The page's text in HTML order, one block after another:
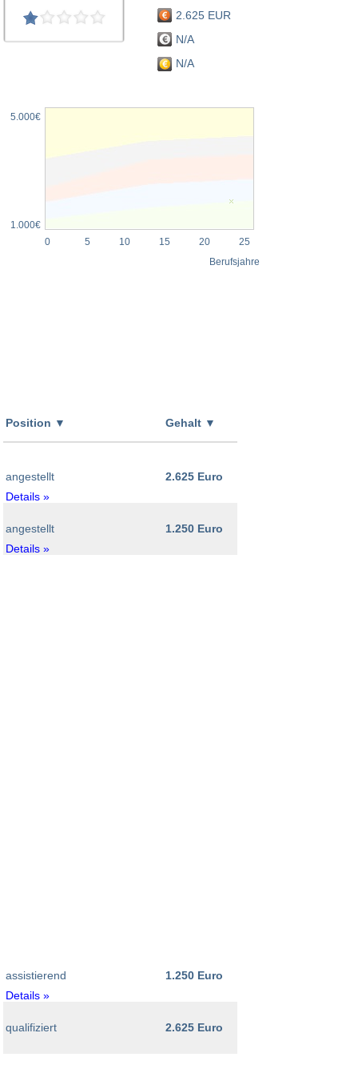
2.625 EUR
N/A
N/A
5.000€
1.000€
0
5 10 15 20 25
Berufsjahre
Position ▼ Gehalt ▼
angestellt
Details »
2.625 Euro
angestellt
Details »
1.250 Euro
assistierend
Details »
1.250 Euro
qualifiziert 2.625 Euro